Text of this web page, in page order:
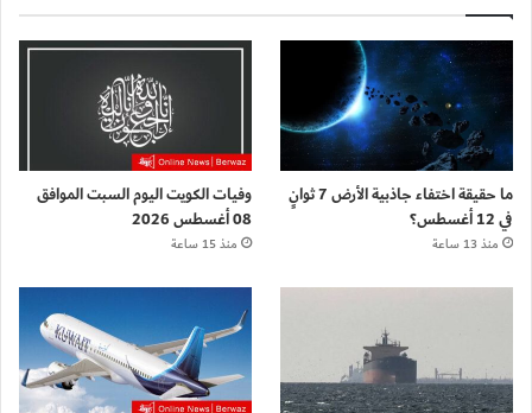
ما حقيقة اختفاء جاذبية الأرض 7 ثوانٍ
في 12 أغسطس؟
منذ 13 ساعة
وفيات الكويت اليوم السبت الموافق
08 أغسطس 2026
منذ 15 ساعة